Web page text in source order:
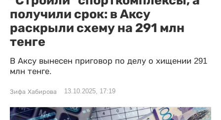
получили срок: в Аксу
раскрыли схему на 291 млн
тенге
В Аксу вынесен приговор по делу о хищении 291
млн тенге.
Зифа Хабирова 13.10.2025, 17:19